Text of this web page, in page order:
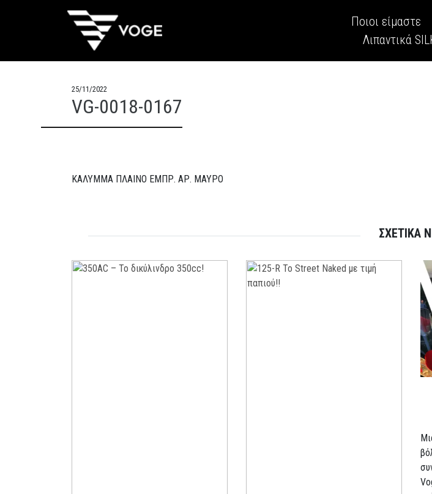
Ποιοι είμαστε
Λιπαντικά
25/11/2022
VG-0018-0167
ΚΑΛΥΜΜΑ ΠΛΑΙΝΟ ΕΜΠΡ. ΑΡ. ΜΑΥΡΟ
ΣΧΕΤΙΚΑ